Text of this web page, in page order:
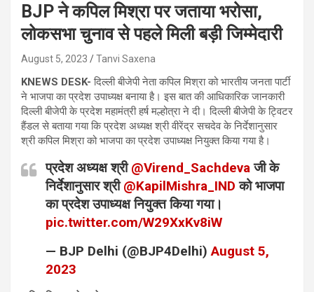
BJP ने कपिल मिश्रा पर जताया भरोसा,
लोकसभा चुनाव से पहले मिली बड़ी जिम्मेदारी
August 5, 2023 Tanvi Saxena
KNEWS DESK-दिल्ली बीजेपी नेता कपिल मिश्रा को भारतीय जनता पार्टी
ने भाजपा का प्रदेश उपाध्यक्ष बनाया है। इस बात की आधिकारिक जानकारी
दिल्ली बीजेपी के प्रदेश महामंत्री हर्ष मल्होत्रा ने दी। दिल्ली बीजेपी के ट्विटर
हैंडल से बताया गया कि प्रदेश अध्यक्ष श्री वीरेंद्र सचदेव के निर्देशानुसार
श्री कपिल मिश्रा को भाजपा का प्रदेश उपाध्यक्ष नियुक्त किया गया है।
प्रदेश अध्यक्ष श्री@Virend_Sachdevaजी के
निर्देशानुसार श्री@KapilMishra_IND को भाजपा
का प्रदेश उपाध्यक्ष नियुक्त किया गया।
pic.twitter.com/W29XxKv8iW
— BJP Delhi (@BJP4Delhi)August 5,
2023